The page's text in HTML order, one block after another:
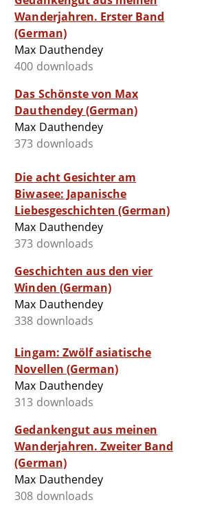
Wanderjahren. Erster Band
(German)
Max Dauthendey
400 downloads
Das Schönste von Max
Dauthendey (German)
Max Dauthendey
373 downloads
Die acht Gesichter am
Biwasee: Japanische
Liebesgeschichten (German)
Max Dauthendey
373 downloads
Geschichten aus den vier
Winden (German)
Max Dauthendey
338 downloads
Lingam: Zwölf asiatische
Novellen (German)
Max Dauthendey
313 downloads
Gedankengut aus meinen
Wanderjahren. Zweiter Band
(German)
Max Dauthendey
308 downloads